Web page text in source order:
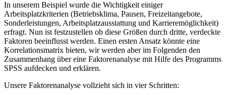
In unserem Beispiel wurde die Wichtigkeit einiger
Arbeitsplatzkriterien (Betriebsklima, Pausen, Freizeitangebote,
Sonderleistungen, Arbeitsplatzausstattung und Karrieremöglichkeit)
erfragt. Nun ist festzustellen ob diese Größen durch dritte, verdeckte
Faktoren beeinflusst werden. Einen ersten Ansatz könnte eine
Korrelationsmatrix bieten, wir werden aber im Folgenden den
Zusammenhang über eine Faktorenanalyse mit Hilfe des Programms
SPSS aufdecken und erklären.
Unsere Faktorenanalyse vollzieht sich in vier Schritten: